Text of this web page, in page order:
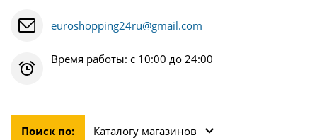
euroshopping24ru@gmail.com
Время работы: с 10:00 до 24:00
Поиск по: Каталогу магазинов